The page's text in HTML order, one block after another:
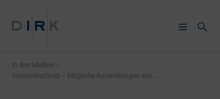
In den Medien |
Videomitschnitt – Mögliche Auswirkungen von ...